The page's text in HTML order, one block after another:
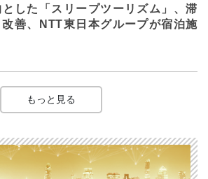
した「スリープツーリズム」、滞
善、NTT東日本グループが宿泊施
もっと見る